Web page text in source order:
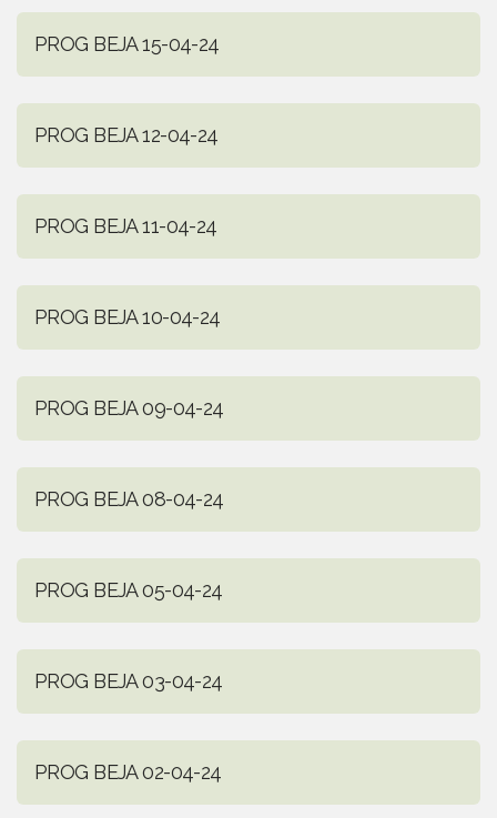
PROG BEJA 15-04-24
PROG BEJA 12-04-24
PROG BEJA 11-04-24
PROG BEJA 10-04-24
PROG BEJA 09-04-24
PROG BEJA 08-04-24
PROG BEJA 05-04-24
PROG BEJA 03-04-24
PROG BEJA 02-04-24